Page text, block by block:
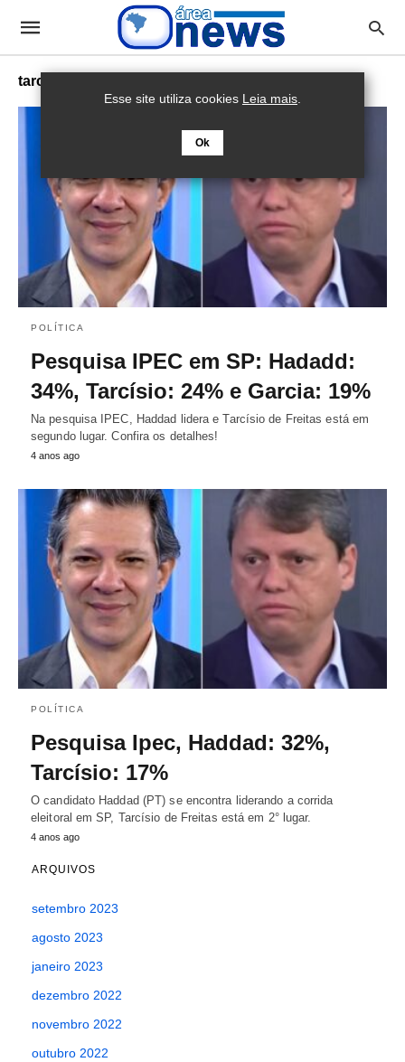
tarcísio de freitas
POLÍTICA
Pesquisa IPEC em SP: Hadadd:
34%, Tarcísio: 24% e Garcia: 19%
Na pesquisa IPEC, Haddad lidera e Tarcísio de Freitas está em
segundo lugar. Confira os detalhes!
4 anos ago
POLÍTICA
Pesquisa Ipec, Haddad: 32%,
Tarcísio: 17%
O candidato Haddad (PT) se encontra liderando a corrida
eleitoral em SP, Tarcísio de Freitas está em 2° lugar.
4 anos ago
ARQUIVOS
setembro 2023
agosto 2023
janeiro 2023
dezembro 2022
novembro 2022
outubro 2022
Esse site utiliza cookies Leia mais.
Ok